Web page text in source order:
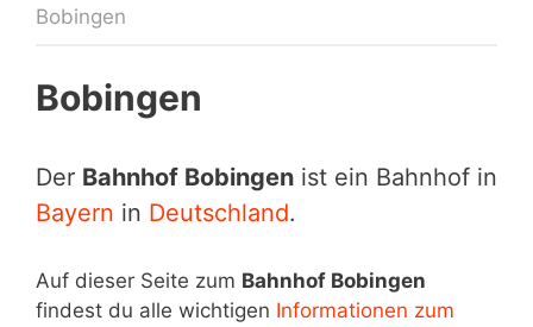
Bobingen
Bobingen
Der Bahnhof Bobingen ist ein Bahnhof in
Bayern in Deutschland.
Auf dieser Seite zum Bahnhof Bobingen
findest du alle wichtigen Informationen zum